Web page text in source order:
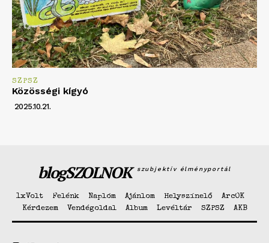
SZPSZ
Közösségi kígyó
2025.10.21.
blogSZOLNOK szubjektív élményportál
1xVolt Felénk Naplóm Ajánlom Helyszínelő
ArcOK
Kérdezem
Vendégoldal Album Levéltár SZPSZ AKB